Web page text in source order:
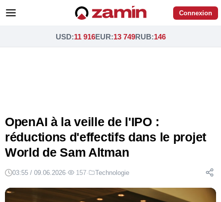
Connexion
USD:11 916EUR:13 749RUB:146
OpenAI à la veille de l'IPO :
réductions d'effectifs dans le projet
World de Sam Altman
03:55 / 09.06.2026· 157· Technologie